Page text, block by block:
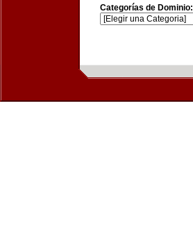
Categorías de Dominio: